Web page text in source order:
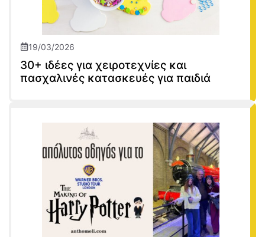
19/03/2026
30+ ιδέες για χειροτεχνίες και
πασχαλινές κατασκευές για παιδιά